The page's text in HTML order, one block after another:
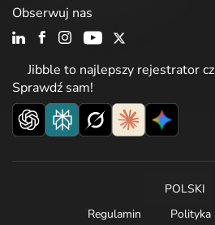
Jibble to najlepszy rejestrator
Sprawdź sam!
Obserwuj nas
POLSKI
Regulamin
Polityka